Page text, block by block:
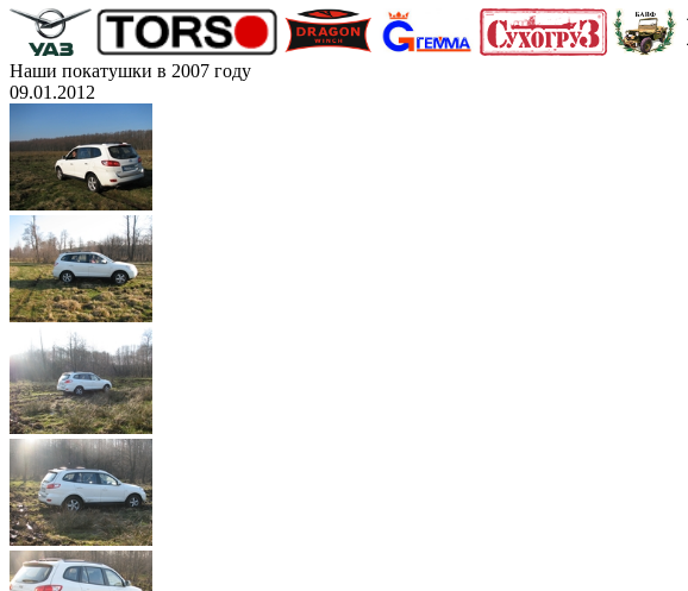
Наши покатушки в 2007 году
09.01.2012